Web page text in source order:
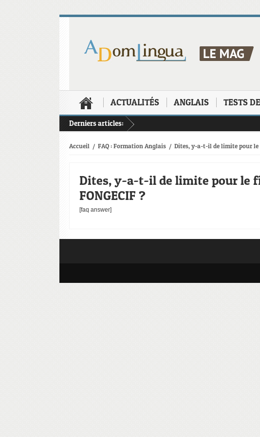
ACTUALITÉS ANGLAIS TESTS
Derniers articles:
Accueil / FAQ : Formation Anglais / Dites, y-a-t-il de limite pour le
Dites, y-a-t-il de limite pour le
FONGECIF ?
[faq answer]